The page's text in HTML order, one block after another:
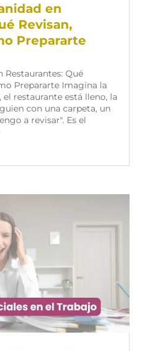
en
Revisan,
Prepararte
Restaurantes: Qué
Prepararte Imagina la
el restaurante está lleno, la
con una carpeta, un
a revisar". Es el